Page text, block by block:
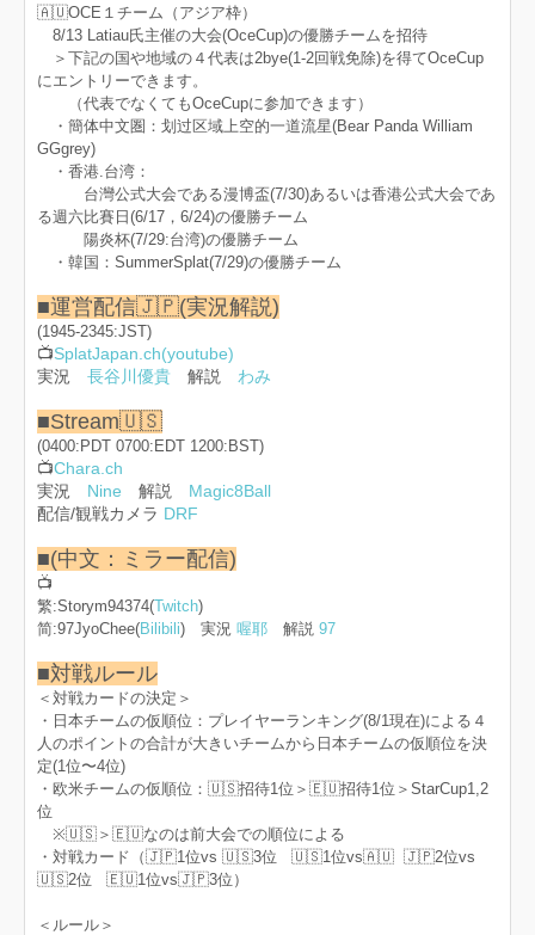
🇦🇺OCE１チーム（アジア枠）
8/13 Latiau氏主催の大会(OceCup)の優勝チームを招待
＞下記の国や地域の４代表は2bye(1-2回戦免除)を得てOceCup
にエントリーできます。
（代表でなくてもOceCupに参加できます）
・簡体中文圏：划过区域上空的一道流星(Bear Panda William
GGgrey)
・香港.台湾：
台灣公式大会である漫博盃(7/30)あるいは香港公式大会であ
る週六比賽日(6/17，6/24)の優勝チーム
陽炎杯(7/29:台湾)の優勝チーム
・韓国：SummerSplat(7/29)の優勝チーム
■運営配信🇯🇵(実況解説)
(1945-2345:JST)
📺SplatJapan.ch(youtube)
実況 長谷川優貴 解説 わみ
■Stream🇺🇸
(0400:PDT 0700:EDT 1200:BST)
📺Chara.ch
実況 Nine 解説 Magic8Ball
配信/観戦カメラ DRF
■(中文：ミラー配信)
📺
繁:Storym94374(Twitch)
简:97JyoChee(Bilibili) 実況 喔耶 解説 97
■対戦ルール
＜対戦カードの決定＞
・日本チームの仮順位：プレイヤーランキング(8/1現在)による４
人のポイントの合計が大きいチームから日本チームの仮順位を決
定(1位〜4位)
・欧米チームの仮順位：🇺🇸招待1位＞🇪🇺招待1位＞StarCup1,2
位
※🇺🇸＞🇪🇺なのは前大会での順位による
・対戦カード（🇯🇵1位vs 🇺🇸3位 🇺🇸1位vs🇦🇺 🇯🇵2位vs
🇺🇸2位 🇪🇺1位vs🇯🇵3位）
＜ルール＞